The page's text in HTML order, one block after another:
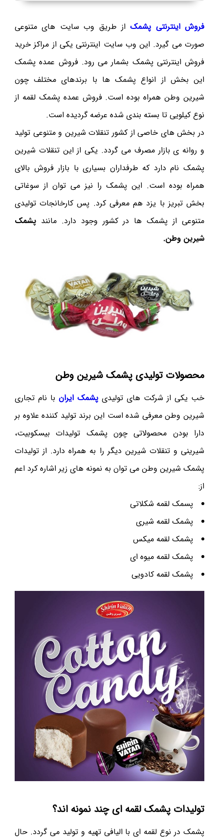
فروش اینترنتی پشمکاز طریق وب سایت های متنوعی
صورت می گیرد. این وب سایت اینترنتی یکی از مراکز خرید
فروش اینترنتی پشمک بشمار می رود. فروش عمده پشمک
این بخش از انواع پشمک ها با برندهای مختلف چون
شیرین وطن همراه بوده است. فروش عمده پشمک لقمه از
نوع کیلویی تا بسته بندی شده عرضه گردیده است.
در بخش های خاصی از کشور تنقلات شیرین و متنوعی تولید
و روانه ی بازار مصرف می گردد. یکی از این تنقلات شیرین
پشمک نام دارد که طرفداران بسیاری با بازار فروش بالای
همراه بوده است. این پشمک را نیز می توان از سوغاتی
بخش تبریز با یزد هم معرفی کرد. پس کارخانجات تولیدی
متنوعی از پشمک ها در کشور وجود دارد. مانند پشمک
شیرین وطن.
محصولات تولیدی پشمک شیرین وطن
خب یکی از شرکت های تولیدی پشمک ایران با نام تجاری
شیرین وطن معرفی شده است این برند تولید کننده علاوه بر
دارا بودن محصولاتی چون پشمک تولیدات بیسکوبیت،
شیرینی و تنقلات شیرین دیگر را به همراه دارد. از تولیدات
پشمک شیرین وطن می توان به نمونه های زیر اشاره کرد اعم
از:
پسمک لقمه شکلاتی
پشمک لقمه شیری
پشمک لقمه میکس
پشمک لقمه میوه ای
پشمک لقمه کادویی
تولیدات پشمک لقمه ای چند نمونه اند؟
پشمک در نوع لقمه ای با الیافی تهیه و تولید می گردد. حال